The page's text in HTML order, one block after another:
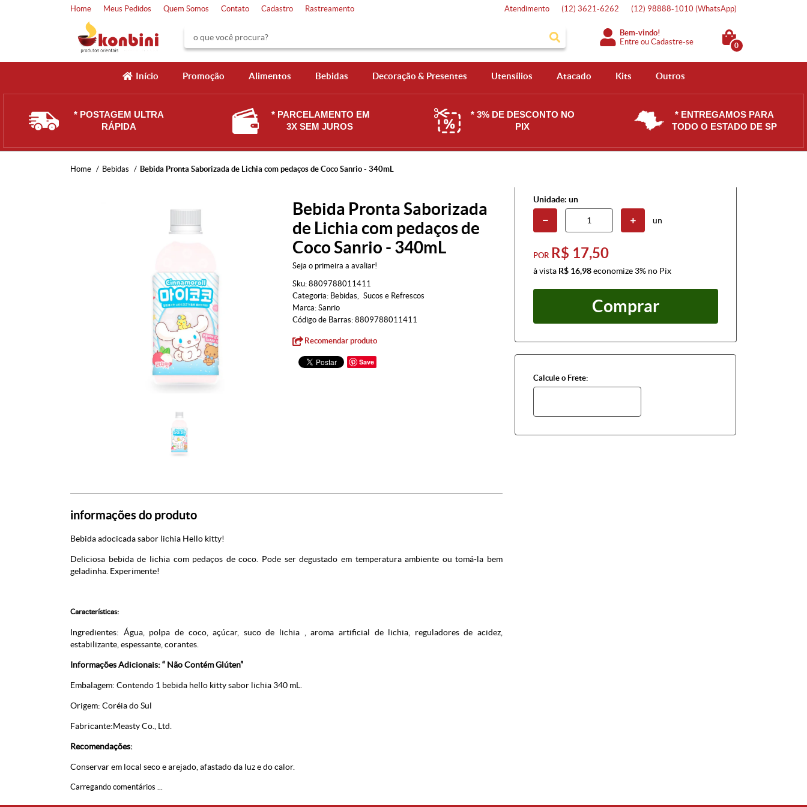
Home Meus Pedidos Quem Somos Contato Cadastro Rastreamento Atendimento (12) 3621-6262 (12) 98888-1010 (WhatsApp)
Bem-vindo!
Entre ouCadastre-se 0
Início Promoção Alimentos Bebidas Decoração & Presentes Utensílios Atacado Kits Outros
* POSTAGEM ULTRA
RÁPIDA
* PARCELAMENTO EM
3X SEM JUROS
* 3% DE DESCONTO NO
PIX
* ENTREGAMOS PARA
TODO O ESTADO DE SP
Home Bebidas Bebida Pronta Saborizada de Lichia com pedaços de Coco Sanrio - 340mL
Bebida Pronta Saborizada
de Lichia com pedaços de
Coco Sanrio - 340mL
Seja o primeira a avaliar!
Sku: 8809788011411
Categoria: Bebidas
Sucos e Refrescos
Marca: Sanrio
Código de Barras: 8809788011411
Recomendar produto
Save
Unidade: un
un
POR R$ 17,50
à vista R$ 16,98economize 3% no Pix
Comprar
Calcule o Frete:
informações do produto
Bebida adocicada sabor lichia Hello kitty!
Deliciosa bebida de lichia com pedaços de coco. Pode ser degustado em temperatura ambiente ou tomá-la bem
geladinha. Experimente!
Características:
Ingredientes: Água, polpa de coco, açúcar, suco de lichia , aroma artificial de lichia, reguladores de acidez,
estabilizante, espessante, corantes.
Informações Adicionais: “ Não Contém Glúten”
Embalagem: Contendo 1 bebida hello kitty sabor lichia 340 mL.
Origem: Coréia do Sul
Fabricante:Measty Co., Ltd.
Recomendações:
Conservar em local seco e arejado, afastado da luz e do calor.
Carregando comentários ...